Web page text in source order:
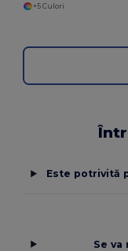
+5 Culori
Este potrivită
Se va